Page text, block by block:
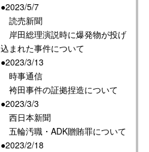
●2023/5/7
読売新聞
岸田総理演説時に爆発物が投げ
込まれた事件について
●2023/3/13
時事通信
袴田事件の証拠捏造について
●2023/3/3
西日本新聞
五輪汚職・ADK贈賄罪について
●2023/2/18